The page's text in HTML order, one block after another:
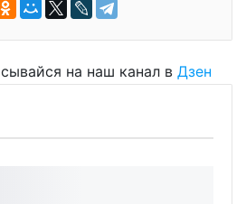
на наш канал в Дзен